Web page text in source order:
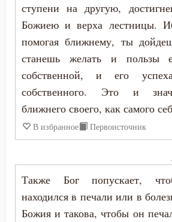
Общение
Оправдание себя
Оскорбление
Осуждение
Плач
Позор
ступени на другую,
Божиею и верха лестницы.
помогая ближнему, ты
станешь желать и пользы
собственной, и его
собственного. Это и
ближнего своего, как самого
В избранное Первоисточник
Также Бог попускает,
находился в печали или в
Божия и такова, чтобы он